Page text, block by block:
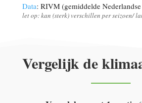
Data: RIVM (gemiddelde
let op: kan (sterk) verschillen per seizoen/
Vergelijk de